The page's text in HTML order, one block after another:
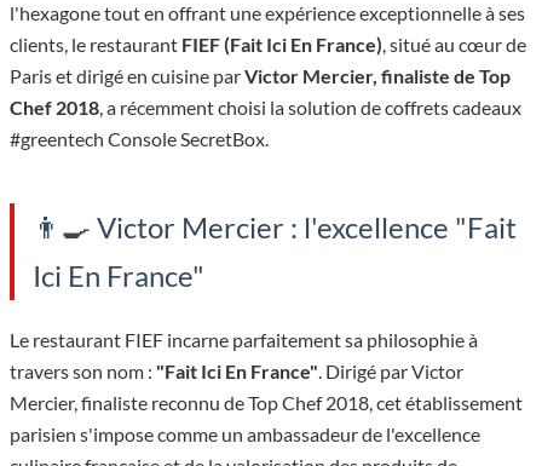
l'hexagone tout en offrant une expérience exceptionnelle à ses
clients, le restaurant FIEF (Fait Ici En France), situé au cœur de
Paris et dirigé en cuisine parVictor Mercier, finaliste de Top
Chef 2018, a récemment choisi la solution de coffrets cadeaux
#greentech Console SecretBox.
👨‍🍳 Victor Mercier : l'excellence "Fait
Ici En France"
Le restaurant FIEF incarne parfaitement sa philosophie à
travers son nom : "Fait Ici En France". Dirigé par Victor
Mercier, finaliste reconnu de Top Chef 2018, cet établissement
parisien s'impose comme un ambassadeur de l'excellence